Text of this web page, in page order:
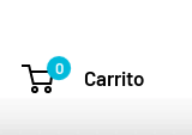
0 Carrito